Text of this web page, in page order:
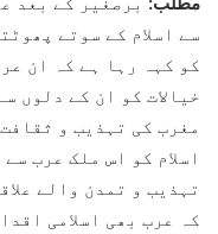
سے اسلام کے سوتے
کو کہہ رہا ہے کہ ان
خیالات کو ان کے دلوں
مغرب کی تہذیب و
اسلام کو اس ملک عرب
تہذیب و تمدن والے
کہ عرب بھی اسلامی